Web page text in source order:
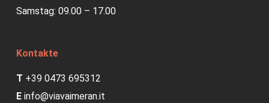
Samstag: 09.00 – 17.00
Kontakte
T +39 0473 695312
E info@viavaimeran.it